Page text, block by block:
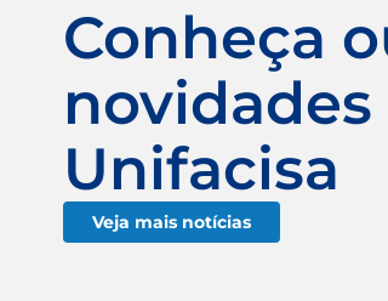
Conheça
novidades
Unifacisa
Veja mais notícias